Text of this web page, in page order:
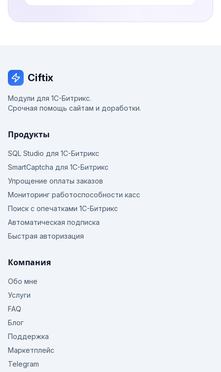
Ciftix
Модули для 1С-Битрикс.
Срочная помощь сайтам и доработки.
Продукты
SQL Studio для 1С-Битрикс
SmartCaptcha для 1С-Битрикс
Упрощение оплаты заказов
Мониторинг работоспособности касс
Поиск с опечатками 1С-Битрикс
Автоматическая подписка
Быстрая авторизация
Компания
Обо мне
Услуги
FAQ
Блог
Поддержка
Маркетплейс
Telegram